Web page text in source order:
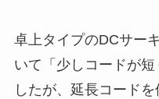
卓上タイプのDCサー
いて「少しコードが
したが、延長コード